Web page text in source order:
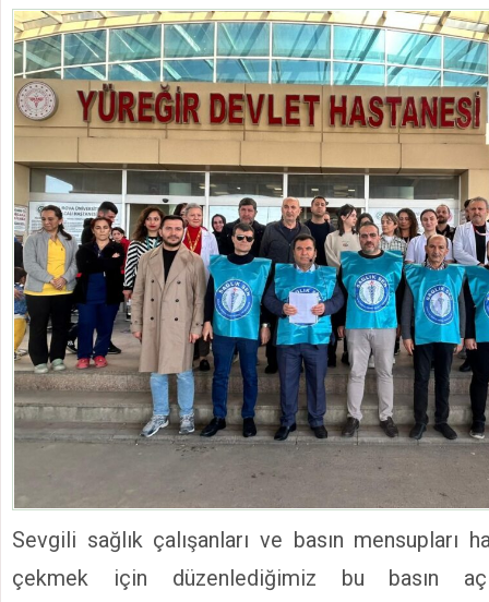
Sevgili sağlık çalışanları ve basın mensupları
çekmek için düzenlediğimiz bu basın